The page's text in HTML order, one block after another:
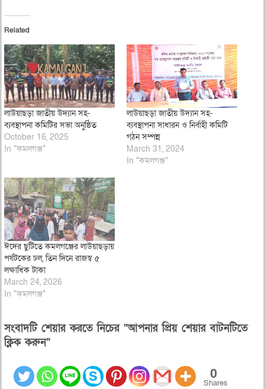
Related
লাউয়াছড়া জাতীয় উদ্যান সহ-
ব্যবস্থাপনা কমিটির সভা অনুষ্ঠিত
October 16, 2025
In "কমলগঞ্জ"
লাউয়াছড়া জাতীয় উদ্যান সহ-
ব্যবস্থাপনা সাধারন ও নির্বাহী কমিটি
গঠন সম্পন্ন
March 31, 2024
In "কমলগঞ্জ"
ঈদের ছুটিতে কমলগঞ্জের লাউয়াছড়ায়
পর্যটকের ঢল, তিন দিনে রাজস্ব ৫
লক্ষাধিক টাকা
March 24, 2026
In "কমলগঞ্জ"
সংবাদটি শেয়ার করতে নিচের “আপনার প্রিয় শেয়ার বাটনটিতে
ক্লিক করুন”
0
Shares